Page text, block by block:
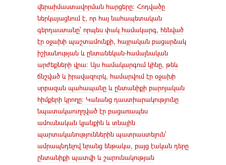
վերաիմաստավորման հարցերը։ Հոդվածը
ներկայացնում է, որ հայ նահապետական
գերդաստանը՝ որպես փակ համակարգ, հենված
էր օջախի պաշտամունքի, հայրական բացարձակ
իշխանության և ընտանեկան-համայնական
արժեքների վրա։ Այս համակարգում կինը, թեև
ճնշված և իրավազուրկ, համարվում էր օջախի
սրբազան պահապանը և ընտանիքի բարոյական
հիմքերի կրողը։ Կանանց դաստիարակությունը
նպատակաուղղված էր բացառապես
ամուսնական կյանքին և տնային
պարտականություններին պատրաստելուն՝
ամրապնդելով նրանց ենթակա, բայց էական դերը
ընտանիքի պատվի և շարունակության